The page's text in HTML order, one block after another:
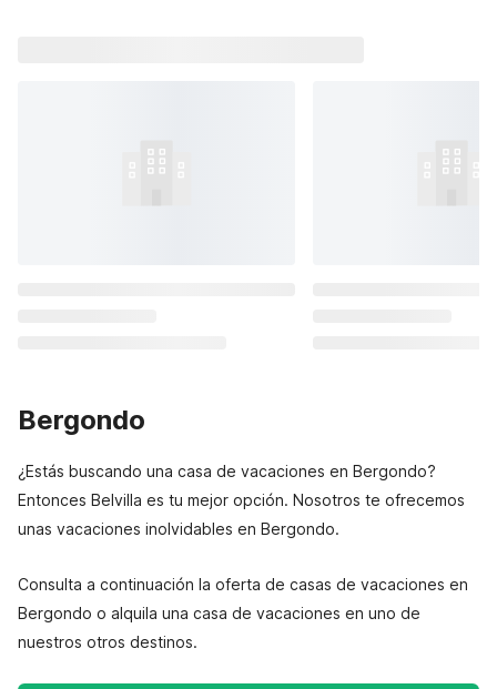
Bergondo
¿Estás buscando una casa de vacaciones en Bergondo?
Entonces Belvilla es tu mejor opción. Nosotros te ofrecemos
unas vacaciones inolvidables en Bergondo.
Consulta a continuación la oferta de casas de vacaciones en
Bergondo o alquila una casa de vacaciones en uno de
nuestros otros destinos.